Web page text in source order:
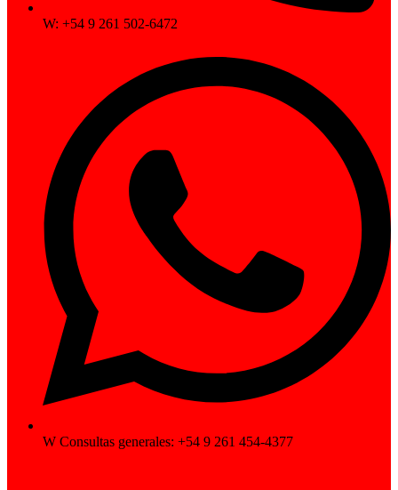
W: +54 9 261 502-6472
W Consultas generales: +54 9 261 454-4377